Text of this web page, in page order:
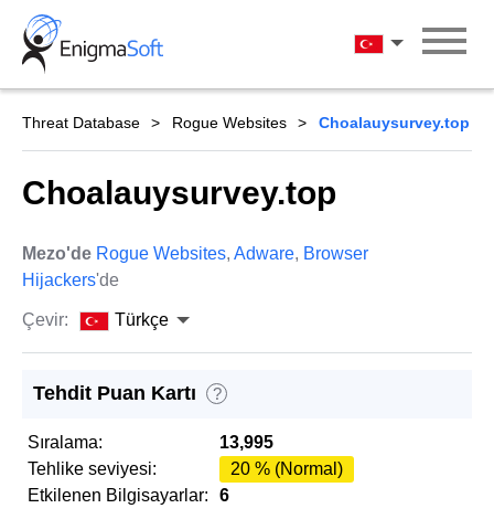
Skip
content
Türkçe
Threat Database Rogue Websites Choalauysurvey.top
Choalauysurvey.top
Mezo'de Rogue Websites, Adware, Browser
Hijackers'de
Çevir: Türkçe
Tehdit Puan Kartı ?
Sıralama:
13,995
Tehlike seviyesi:
20 % (Normal)
Etkilenen Bilgisayarlar:
6